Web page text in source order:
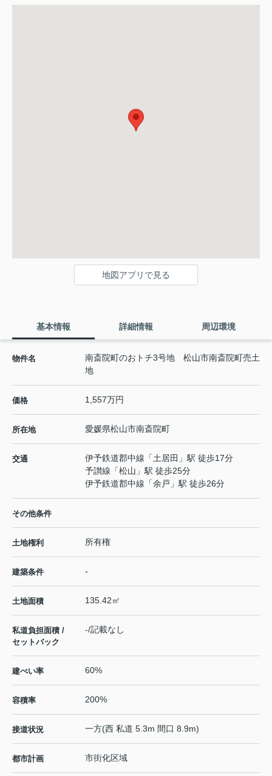
地図アプリで見る
基本情報 詳細情報 周辺環境
物件名
南斎院町のおトチ3号地 松山市南斎院町売土
地
価格 1,557万円
所在地 愛媛県松山市南斎院町
交通 伊予鉄道郡中線 「土居田 」駅 徒歩17分
予讃線 「松山 」駅 徒歩25分
伊予鉄道郡中線 「余戸 」駅 徒歩26分
その他条件
土地権利 所有権
建築条件 -
土地面積 135.42㎡
私道負担面積 /
セットバック
-/記載なし
建ぺい率 60%
容積率 200%
接道状況 一方(西 私道 5.3m 間口 8.9m)
都市計画 市街化区域